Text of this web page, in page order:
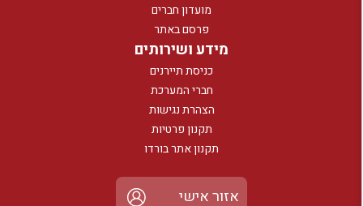
מועדון חברים
פרסם באתר
מידע ושירותים
כניסת תיירנים
חברי המערכת
הצהרת נגישות
תקנון פרטיות
תקנון אתר בורדו
אזור אישי